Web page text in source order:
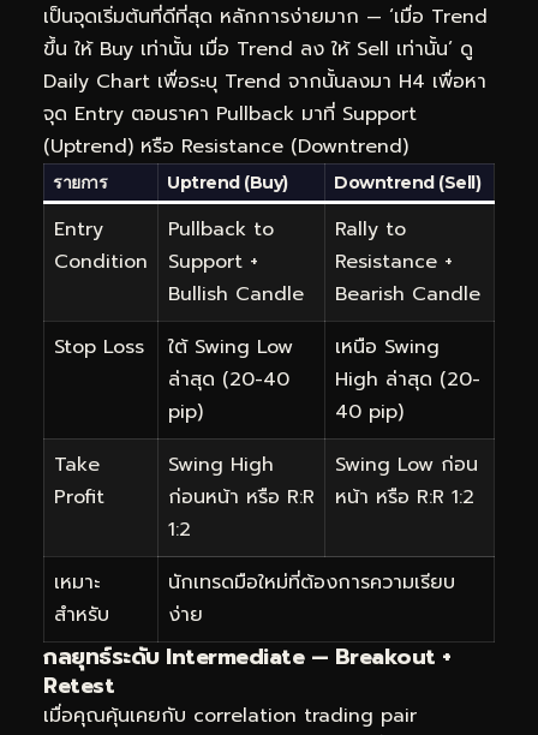
เป็นจุดเริ่มต้นที่ดีที่สุด หลักการง่ายมาก — ‘เมื่อ Trend
ขึ้น ให้ Buy เท่านั้น เมื่อ Trend ลง ให้ Sell เท่านั้น’ ดู
Daily Chart เพื่อระบุ Trend จากนั้นลงมา H4 เพื่อหา
จุด Entry ตอนราคา Pullback มาที่ Support
(Uptrend) หรือ Resistance (Downtrend)
รายการ Uptrend (Buy) Downtrend (Sell)
Entry
Condition
Pullback to
Support +
Bullish Candle
Rally to
Resistance +
Bearish Candle
Stop Loss
ใต้ Swing Low
ล่าสุด (20-40
pip)
เหนือ Swing
High ล่าสุด (20-
40 pip)
Take
Profit
Swing High
ก่อนหน้า หรือ R:R
1:2
Swing Low ก่อน
หน้า หรือ R:R 1:2
เหมาะ
สำหรับ
นักเทรดมือใหม่ที่ต้องการความเรียบ
ง่าย
กลยุทธ์ระดับ Intermediate — Breakout +
Retest
เมื่อคุณคุ้นเคยกับ correlation trading pair